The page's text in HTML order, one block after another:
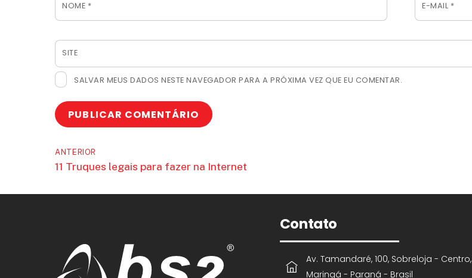
NOME * E-MAIL *
SITE
SALVAR MEUS DADOS NESTE NAVEGADOR PARA A PRÓXIMA VEZ QUE EU COMENTAR.
ANTERIOR
11 Truques legais para fazer na Internet
Contato
Av. Tamandaré, 100, Sobreloja - Centro,
Maringá - Paraná - Brasil